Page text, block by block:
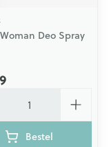
Deo Spray
Bestel